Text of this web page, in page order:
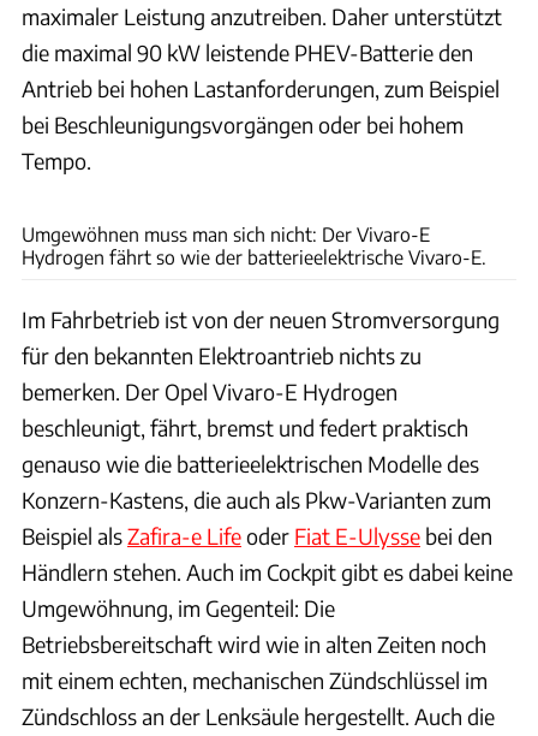
maximaler Leistung anzutreiben. Daher unterstützt
die maximal 90 kW leistende PHEV-Batterie den
Antrieb bei hohen Lastanforderungen, zum Beispiel
bei Beschleunigungsvorgängen oder bei hohem
Tempo.
Umgewöhnen muss man sich nicht: Der Vivaro-E
Hydrogen fährt so wie der batterieelektrische Vivaro-E.
Im Fahrbetrieb ist von der neuen Stromversorgung
für den bekannten Elektroantrieb nichts zu
bemerken. Der Opel Vivaro-E Hydrogen
beschleunigt, fährt, bremst und federt praktisch
genauso wie die batterieelektrischen Modelle des
Konzern-Kastens, die auch als Pkw-Varianten zum
Beispiel alsZafira-e Lifeoder Fiat E-Ulysse bei den
Händlern stehen. Auch im Cockpit gibt es dabei keine
Umgewöhnung, im Gegenteil: Die
Betriebsbereitschaft wird wie in alten Zeiten noch
mit einem echten, mechanischen Zündschlüssel im
Zündschloss an der Lenksäule hergestellt. Auch die